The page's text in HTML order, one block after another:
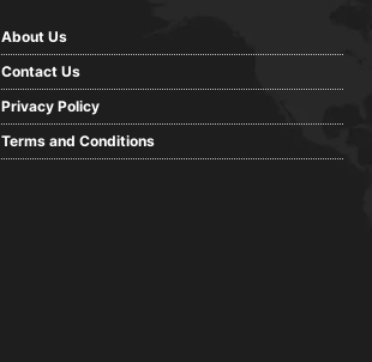
About Us
Contact Us
Privacy Policy
Terms and Conditions